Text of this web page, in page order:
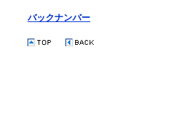
バックナンバー